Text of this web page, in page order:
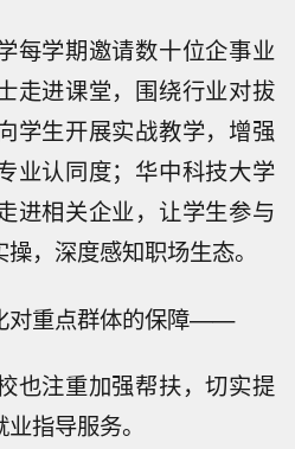
每学期邀请数十位企事业
走进课堂，围绕行业对拔
学生开展实战教学，增强
业认同度；华中科技大学
进相关企业，让学生参与
，深度感知职场生态。
对重点群体的保障——
也注重加强帮扶，切实提
指导服务。